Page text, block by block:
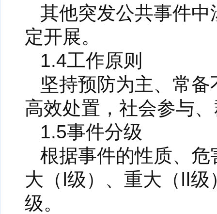
其他突发公共事件
定开展。
1.4工作原则
坚持预防为主、常
高效处置，社会参与
1.5事件分级
根据事件的性质、
大（Ⅰ级）、重大（Ⅱ
级。